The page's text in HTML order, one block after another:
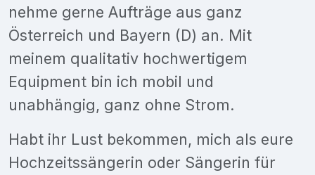
nehme gerne Aufträge aus ganz
Österreich und Bayern (D) an. Mit
meinem qualitativ hochwertigem
Equipment bin ich mobil und
unabhängig, ganz ohne Strom.
Habt ihr Lust bekommen, mich als eure
Hochzeitssängerin oder Sängerin für